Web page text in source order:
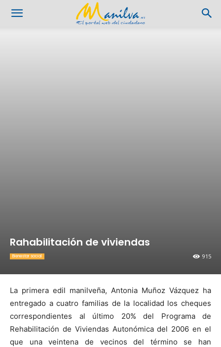
Rahabilitación de viviendas
915
Bienestar social
La primera edil manilveña, Antonia Muñoz Vázquez ha
entregado a cuatro familias de la localidad los cheques
correspondientes al último 20% del Programa de
Rehabilitación de Viviendas Autonómica del 2006 en el
que una veintena de vecinos del término se han